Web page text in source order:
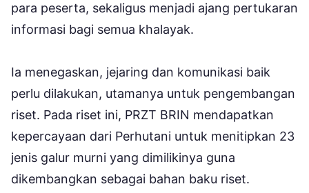
para peserta, sekaligus menjadi ajang pertukaran
informasi bagi semua khalayak.
Ia menegaskan, jejaring dan komunikasi baik
perlu dilakukan, utamanya untuk pengembangan
riset. Pada riset ini, PRZT BRIN mendapatkan
kepercayaan dari Perhutani untuk menitipkan 23
jenis galur murni yang dimilikinya guna
dikembangkan sebagai bahan baku riset.